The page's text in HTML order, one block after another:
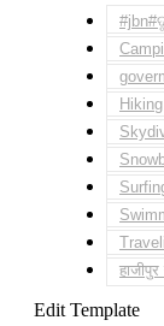
Hiking
Edit Template